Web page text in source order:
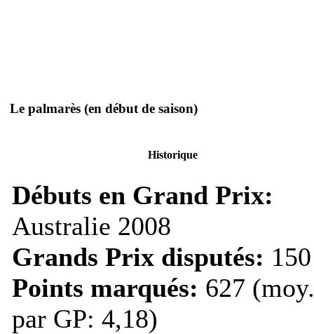
Le palmarès (en début de saison)
Historique
Débuts en Grand Prix:
Australie 2008
Grands Prix disputés: 150
Points marqués: 627 (moy.
par GP: 4,18)